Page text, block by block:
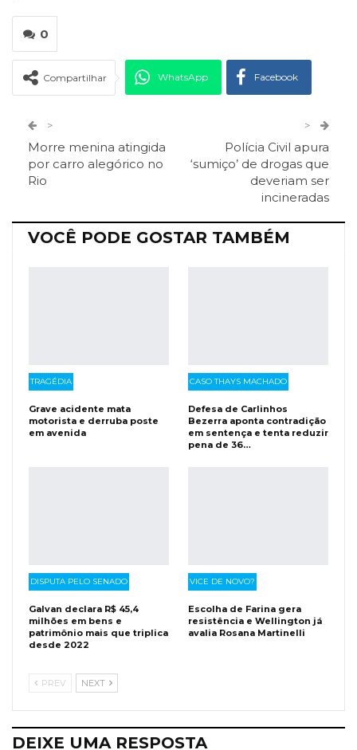
0
Compartilhar WhatsApp Facebook
Pinterest Telegram
O email
>
Morre menina atingida
por carro alegórico no
Rio
>
Polícia Civil apura
‘sumiço’ de drogas que
deveriam ser
incineradas
VOCÊ PODE GOSTAR TAMBÉM
TRAGÉDIA
Grave acidente mata
motorista e derruba poste
em avenida
CASO THAYS MACHADO
Defesa de Carlinhos
Bezerra aponta contradição
em sentença e tenta reduzir
pena de 36…
DISPUTA PELO SENADO
Galvan declara R$ 45,4
milhões em bens e
patrimônio mais que triplica
desde 2022
VICE DE NOVO?
Escolha de Farina gera
resistência e Wellington já
avalia Rosana Martinelli
PREV NEXT
DEIXE UMA RESPOSTA